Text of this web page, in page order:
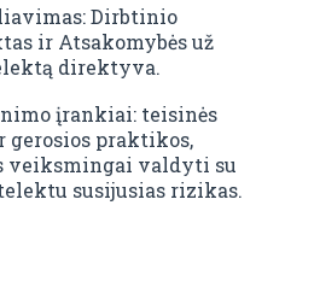
Dirbtinio
ir Atsakomybės už
direktyva.
įrankiai: teisinės
gerosios praktikos,
veiksmingai valdyti su
susijusias rizikas.